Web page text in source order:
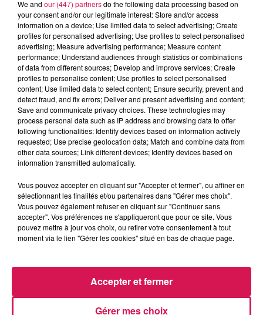
Canal fm
Geoffrey Deloux
La Ligne des Auditeurs
0:00 2 min 57 sec
16 juin 2025 - 2 min 57 sec
16.06.2025 - JOURNÉES EUROPÉENNES DE L
Revivez les meilleurs moments de la Ligne des Auditeurs
We and our (447) partnersdo the following data processing based on
your consent and/or our legitimate interest: Store and/or access
information on a device; Use limited data to select advertising; Create
profiles for personalised advertising; Use profiles to select personalised
advertising; Measure advertising performance; Measure content
performance; Understand audiences through statistics or combinations
of data from different sources; Develop and improve services; Create
profiles to personalise content; Use profiles to select personalised
content; Use limited data to select content; Ensure security, prevent and
detect fraud, and fix errors; Deliver and present advertising and content;
Save and communicate privacy choices. These technologies may
process personal data such as IP address and browsing data to offer
following functionalities: Identify devices based on information actively
requested; Use precise geolocation data; Match and combine data from
other data sources; Link different devices; Identify devices based on
information transmitted automatically.
Vous pouvez accepter en cliquant sur "Accepter et fermer", ou affiner en
sélectionnant les finalités et/ou partenaires dans "Gérer mes choix".
Vous pouvez également refuser en cliquant sur "Continuer sans
accepter". Vos préférences ne s'appliqueront que pour ce site. Vous
pouvez mettre à jour vos choix, ou retirer votre consentement à tout
moment via le lien "Gérer les cookies" situé en bas de chaque page.
Gérer mes choix
Accepter et fermer